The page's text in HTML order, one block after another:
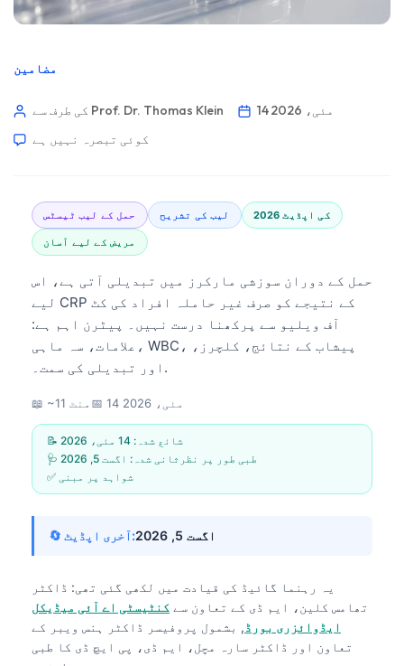
مضامین
کی طرف سے Prof. Dr. Thomas Klein
14 مئی، 2026
کوئی تبصرہ نہیں ہے
حمل کے لیب ٹیسٹس لیب کی تشریح 2026 کی اپڈیٹ
مریض کے لیے آسان
حمل کے دوران سوزشی مارکرز میں تبدیلی آتی ہے، اس
لیے CRP کے نتیجے کو صرف غیر حاملہ افراد کی کٹ
آف ویلیو سے پرکھنا درست نہیں۔ پیٹرن اہم ہے:
علامات، سہ ماہی، WBC، پیشاب کے نتائج، کلچرز،
اور تبدیلی کی سمت۔.
📖 ~11 منٹ 📅 14 مئی، 2026
📝 شائع شدہ: 14 مئی، 2026
🩺 طبی طور پر نظرثانی شدہ: اگست 5, 2026
✅ شواہد پر مبنی
🔄 آخری اپڈیٹ: اگست 5, 2026
یہ رہنما گائیڈ کی قیادت میں لکھی گئی تھی: ڈاکٹر
تھامس کلین، ایم ڈی کے تعاون سے کنٹیسٹی اے آئی میڈیکل
ایڈوائزری بورڈ, بشمول پروفیسر ڈاکٹر ہنس ویبر کے
تعاون اور ڈاکٹر سارہ مچل، ایم ڈی، پی ایچ ڈی کا طبی